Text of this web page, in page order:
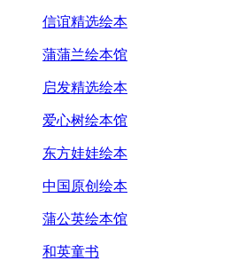
信谊精选绘本
蒲蒲兰绘本馆
启发精选绘本
爱心树绘本馆
东方娃娃绘本
中国原创绘本
蒲公英绘本馆
和英童书